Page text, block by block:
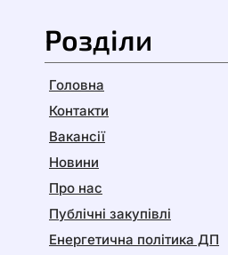
Розділи
Головна
Контакти
Вакансії
Новини
Про нас
Публічні закупівлі
Енергетична політика ДП